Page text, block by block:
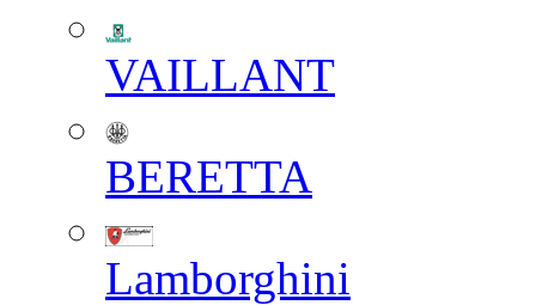
VAILLANT
BERETTA
Lamborghini